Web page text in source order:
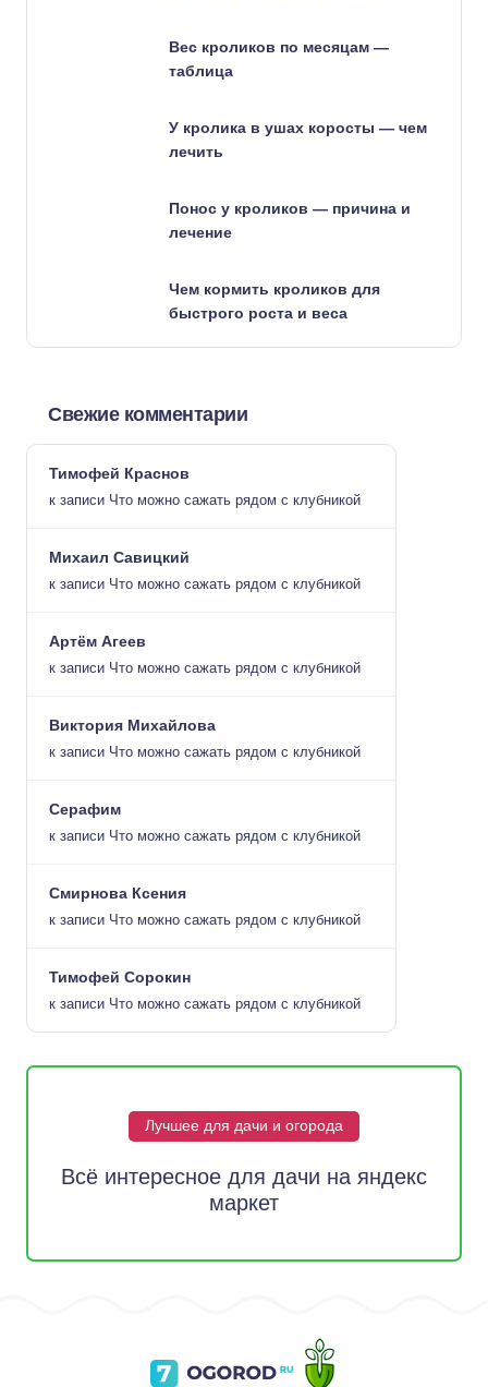
Вес кроликов по месяцам —
таблица
У кролика в ушах коросты — чем
лечить
Понос у кроликов — причина и
лечение
Чем кормить кроликов для
быстрого роста и веса
Свежие комментарии
Тимофей Краснов
к записи Что можно сажать рядом с клубникой
Михаил Савицкий
к записи Что можно сажать рядом с клубникой
Артём Агеев
к записи Что можно сажать рядом с клубникой
Виктория Михайлова
к записи Что можно сажать рядом с клубникой
Серафим
к записи Что можно сажать рядом с клубникой
Смирнова Ксения
к записи Что можно сажать рядом с клубникой
Тимофей Сорокин
к записи Что можно сажать рядом с клубникой
Лучшее для дачи и огорода
Всё интересное для дачи на яндекс
маркет